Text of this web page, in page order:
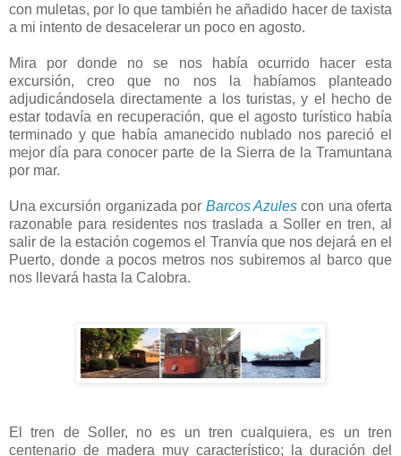
con muletas, por lo que también he añadido hacer de taxista
a mi intento de desacelerar un poco en agosto.
Mira por donde no se nos había ocurrido hacer esta
excursión, creo que no nos la habíamos planteado
adjudicándosela directamente a los turistas, y el hecho de
estar todavía en recuperación, que el agosto turístico había
terminado y que había amanecido nublado nos pareció el
mejor día para conocer parte de la Sierra de la Tramuntana
por mar.
Una excursión organizada por Barcos Azules con una oferta
razonable para residentes nos traslada a Soller en tren, al
salir de la estación cogemos el Tranvía que nos dejará en el
Puerto, donde a pocos metros nos subiremos al barco que
nos llevará hasta la Calobra.
El tren de Soller, no es un tren cualquiera, es un tren
centenario de madera muy característico; la duración del